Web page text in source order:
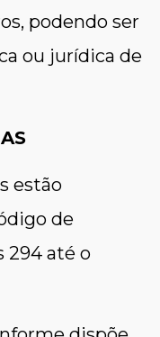
podendo ser
ou jurídica de
estão
de
294 até o